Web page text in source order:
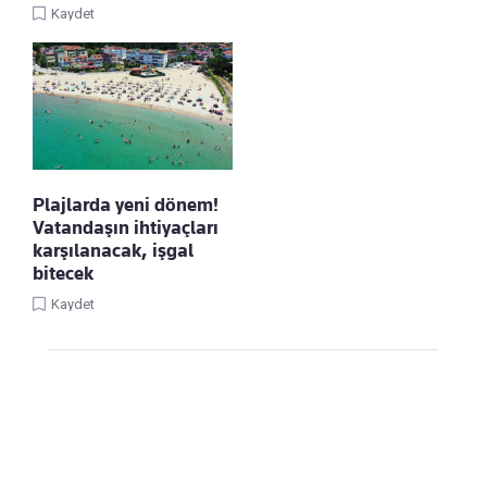
Kaydet
Plajlarda yeni dönem!
Vatandaşın ihtiyaçları
karşılanacak, işgal
bitecek
Kaydet